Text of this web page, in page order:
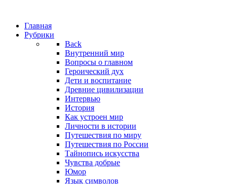
Главная
Рубрики
Back
Внутренний мир
Вопросы о главном
Героический дух
Дети и воспитание
Древние цивилизации
Интервью
История
Как устроен мир
Личности в истории
Путешествия по миру
Путешествия по России
Тайнопись искусства
Чувства добрые
Юмор
Язык символов